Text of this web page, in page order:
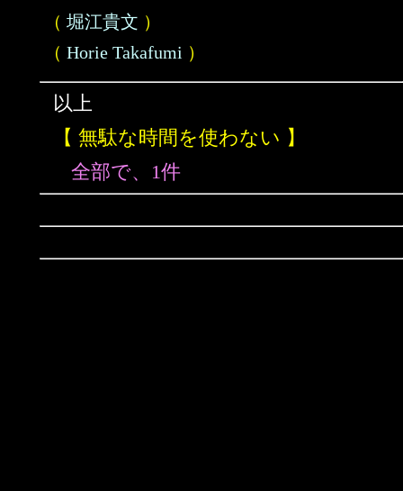
（ 堀江貴文 ）
（ Horie Takafumi ）
以上
【 無駄な時間を使わない 】
全部で、1件